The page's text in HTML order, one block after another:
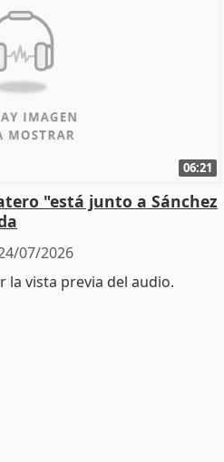
06:21
"está junto a Sánchez
07/2026